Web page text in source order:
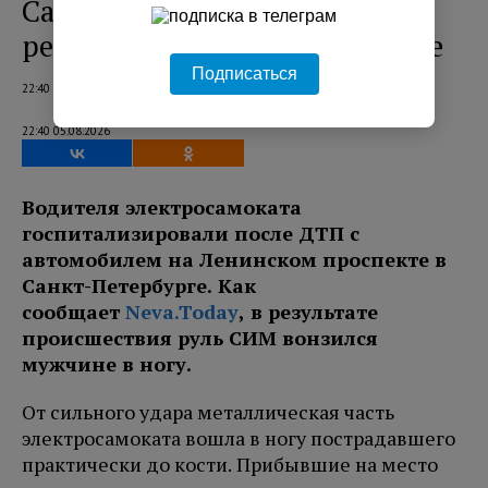
Самокатчика увезли на
реанимационном автомобиле
22:40 05.08.2026
22:40 05.08.2026
Водителя электросамоката
госпитализировали после ДТП с
автомобилем на Ленинском проспекте в
Санкт-Петербурге. Как
сообщает Neva.Today, в результате
происшествия руль СИМ вонзился
мужчине в ногу.
От сильного удара металлическая часть
электросамоката вошла в ногу пострадавшего
практически до кости. Прибывшие на место
Подписаться